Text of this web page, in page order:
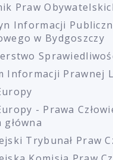
Praw
Informacji
w Bydgoszczy
Informacji Prawnej
- Prawa
Trybunał Praw